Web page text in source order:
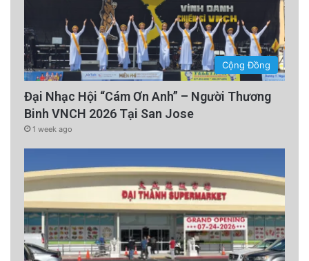
Cộng Đồng
Đại Nhạc Hội “Cám Ơn Anh” – Người Thương
Binh VNCH 2026 Tại San Jose
1 week ago